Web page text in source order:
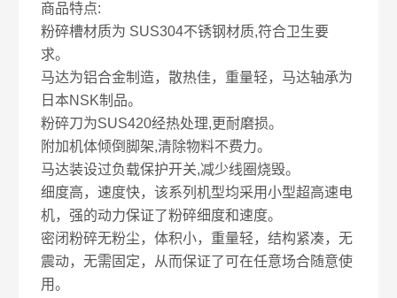
商品特点:
粉碎槽材质为 SUS304不锈钢材质,符合卫生要
求。
马达为铝合金制造，散热佳，重量轻，马达轴承为
日本NSK制品。
粉碎刀为SUS420经热处理,更耐磨损。
附加机体倾倒脚架,清除物料不费力。
马达装设过负载保护开关,减少线圈烧毁。
细度高，速度快，该系列机型均采用小型超高速电
机，强的动力保证了粉碎细度和速度。
密闭粉碎无粉尘，体积小，重量轻，结构紧凑，无
震动，无需固定，从而保证了可在任意场合随意使
用。